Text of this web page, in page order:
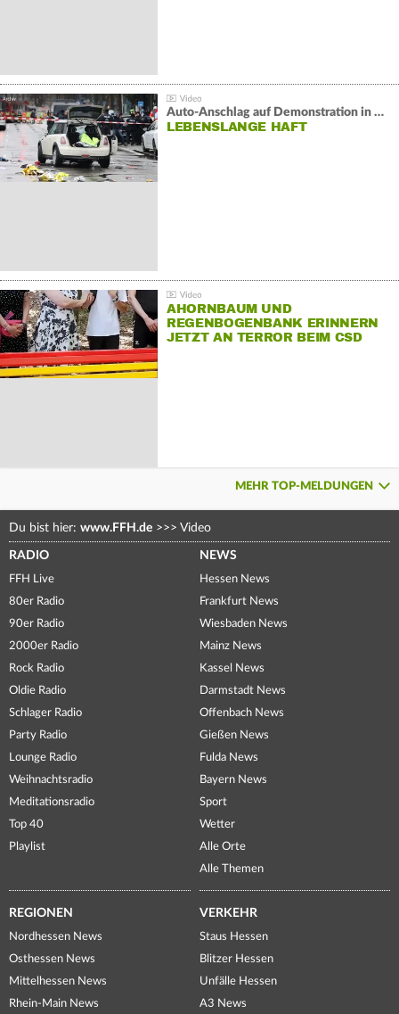
Auto-Anschlag auf Demonstration in München:
LEBENSLANGE HAFT
AHORNBAUM UND
REGENBOGENBANK ERINNERN
JETZT AN TERROR BEIM CSD
MEHR TOP-MELDUNGEN
Du bist hier: www.FFH.de >>> Video
RADIO
FFH Live
80er Radio
90er Radio
2000er Radio
Rock Radio
Oldie Radio
Schlager Radio
Party Radio
Lounge Radio
Weihnachtsradio
Meditationsradio
Top 40
Playlist
NEWS
Hessen News
Frankfurt News
Wiesbaden News
Mainz News
Kassel News
Darmstadt News
Offenbach News
Gießen News
Fulda News
Bayern News
Sport
Wetter
Alle Orte
Alle Themen
REGIONEN
Nordhessen News
Osthessen News
Mittelhessen News
Rhein-Main News
VERKEHR
Staus Hessen
Blitzer Hessen
Unfälle Hessen
A3 News